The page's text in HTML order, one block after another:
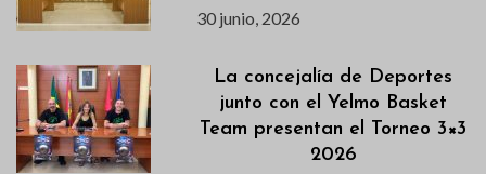
30 junio, 2026
La concejalía de Deportes
junto con el Yelmo Basket
Team presentan el Torneo 3×3
2026